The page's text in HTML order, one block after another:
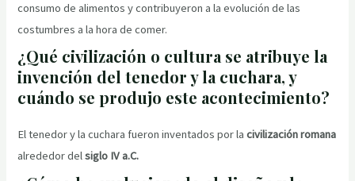
consumo de alimentos y contribuyeron a la evolución de las
costumbres a la hora de comer.
¿Qué civilización o cultura se atribuye la
invención del tenedor y la cuchara, y
cuándo se produjo este acontecimiento?
El tenedor y la cuchara fueron inventados por lacivilización romana
alrededor delsiglo IV a.C.